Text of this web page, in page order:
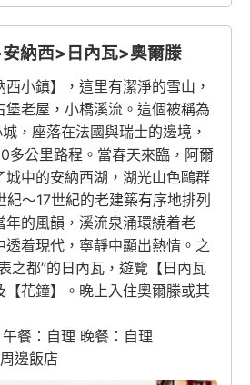
納西>日內瓦>奧爾滕
小鎮】，這里有潔淨的雪山，
堡老屋，小橋溪流。這個被稱為
，座落在法國與瑞士的邊境，
多公里路程。當春天來臨，阿爾
城中的安納西湖，湖光山色鷗群
紀～17世紀的老建築有序地排列
年的風韻，溪流泉涌環繞着老
着現代，寧靜中顯出熱情。之
之都”的日內瓦，遊覽【日內瓦
【花鐘】。晚上入住奧爾滕或其
餐：自理 晚餐：自理
邊飯店